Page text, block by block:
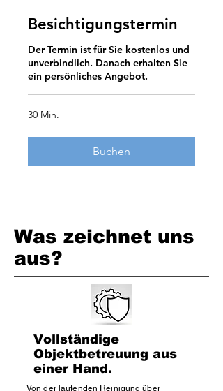
Besichtigungstermin
Der Termin ist für Sie kostenlos und
unverbindlich. Danach erhalten Sie
ein persönliches Angebot.
30 Min.
Buchen
Was zeichnet uns
aus?
Vollständige
Objektbetreuung aus
einer Hand.
Von der laufenden Reinigung über